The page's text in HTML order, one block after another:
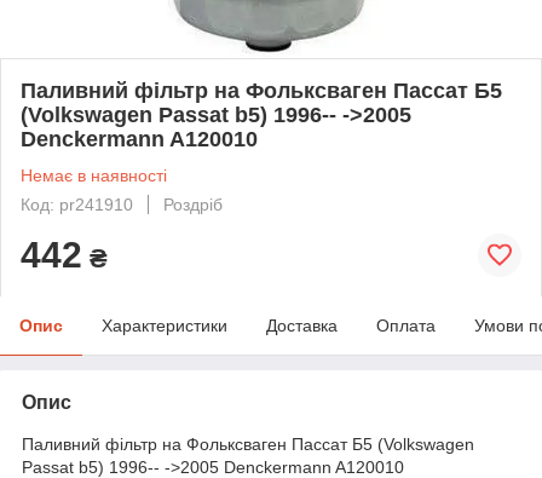
Паливний фільтр на Фольксваген Пассат Б5
(Volkswagen Passat b5) 1996-- ->2005
Denckermann A120010
Немає в наявності
Код: pr241910
Роздріб
442 ₴
Опис Характеристики Доставка Оплата Умови
Опис
Паливний фільтр на Фольксваген Пассат Б5 (Volkswagen
Passat b5) 1996-- ->2005 Denckermann A120010